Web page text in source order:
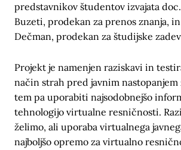
predstavnikov študentov izvajata
Buzeti, prodekan za prenos znanja,
Dečman, prodekan za študijske
Projekt je namenjen raziskavi in
način strah pred javnim nastopanjem
tem pa uporabiti najsodobnejšo
tehnologijo virtualne resničnosti.
želimo, ali uporaba virtualnega
najboljšo opremo za virtualno